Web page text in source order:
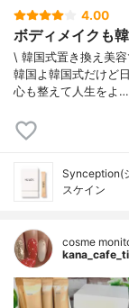
4.00
ボディメイクも韓
\ 韓国式置き換え美
韓国よ韓国式だけど
心も整えて人生をよ…
Synception(
スケイン
cosme